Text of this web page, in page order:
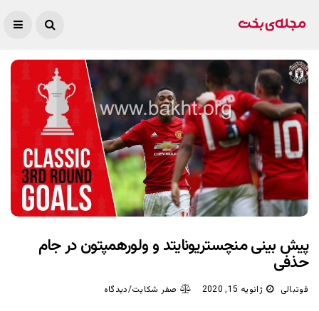
پیش بینی منچستریونایتد و ولورهمپتون در جام
حذفی
فوتبالی ژانویه 15, 2020 صفر شکایت/دیدگاه